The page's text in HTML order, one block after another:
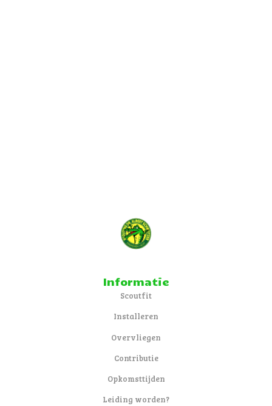
Informatie
Scoutfit
Installeren
Overvliegen
Contributie
Opkomsttijden
Leiding worden?